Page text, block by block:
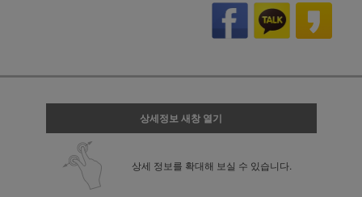
상세정보 새창 열기
상세 정보를 확대해 보실 수 있습니다.